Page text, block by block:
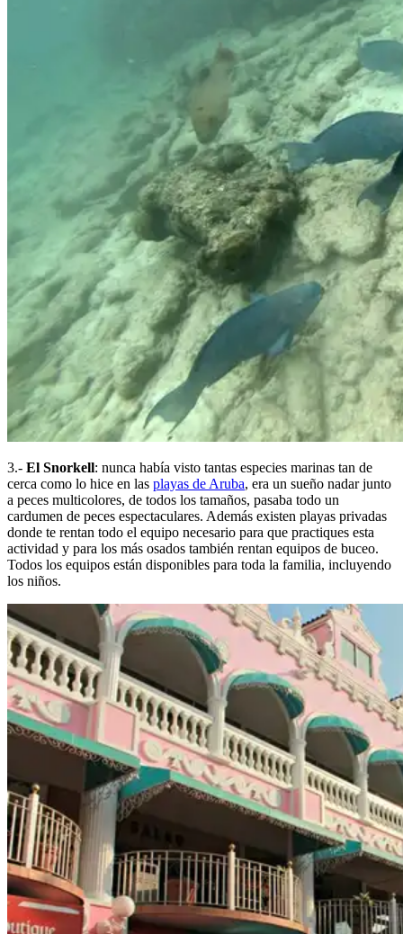
3.- El Snorkell: nunca había visto tantas especies marinas tan de
cerca como lo hice en las playas de Aruba, era un sueño nadar junto
a peces multicolores, de todos los tamaños, pasaba todo un
cardumen de peces espectaculares. Además existen playas privadas
donde te rentan todo el equipo necesario para que practiques esta
actividad y para los más osados también rentan equipos de buceo.
Todos los equipos están disponibles para toda la familia, incluyendo
los niños.